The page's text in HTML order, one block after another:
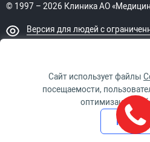
© 1997 – 2026 Клиника АО
Версия для людей с
ИМЕЮТСЯ
ПРОКОНСУЛЬТИРОВАТЬСЯ
Сайт использует файлы
посещаемости,
оптимизации